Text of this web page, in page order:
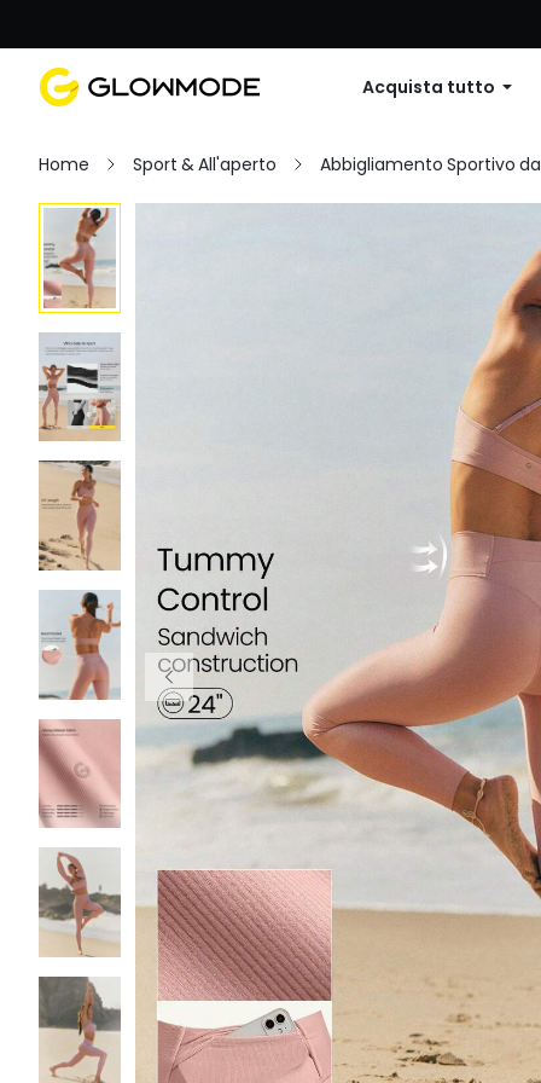
Acquista tutto
Home Sport & All'aperto Abbigliamento Sportivo